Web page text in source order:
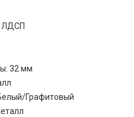
ЛДСП
32 мм
Графитовый